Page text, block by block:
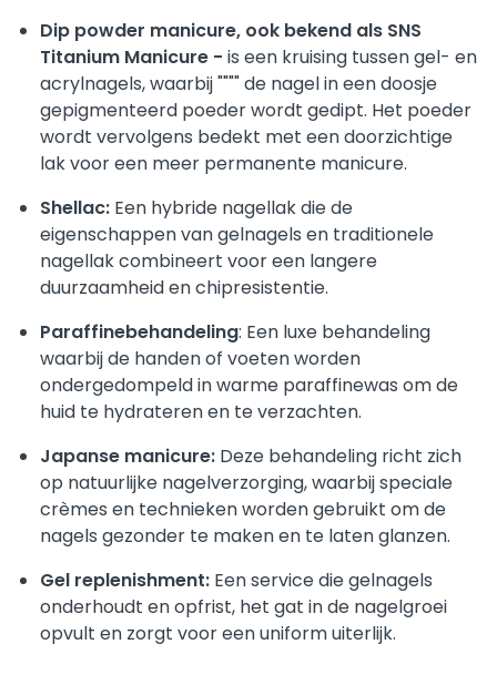
Dip powder manicure, ook bekend als SNS
Titanium Manicure - is een kruising tussen gel- en
acrylnagels, waarbij """" de nagel in een doosje
gepigmenteerd poeder wordt gedipt. Het poeder
wordt vervolgens bedekt met een doorzichtige
lak voor een meer permanente manicure.
Shellac: Een hybride nagellak die de
eigenschappen van gelnagels en traditionele
nagellak combineert voor een langere
duurzaamheid en chipresistentie.
Paraffinebehandeling: Een luxe behandeling
waarbij de handen of voeten worden
ondergedompeld in warme paraffinewas om de
huid te hydrateren en te verzachten.
Japanse manicure: Deze behandeling richt zich
op natuurlijke nagelverzorging, waarbij speciale
crèmes en technieken worden gebruikt om de
nagels gezonder te maken en te laten glanzen.
Gel replenishment: Een service die gelnagels
onderhoudt en opfrist, het gat in de nagelgroei
opvult en zorgt voor een uniform uiterlijk.